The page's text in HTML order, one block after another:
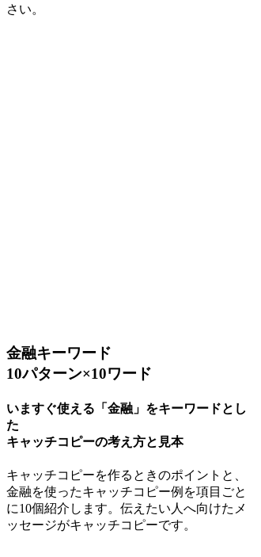
さい。
金融キーワード
10パターン×10ワード
いますぐ使える「金融」をキーワードとし
た
キャッチコピーの考え方と見本
キャッチコピーを作るときのポイントと、
金融を使ったキャッチコピー例を項目ごと
に10個紹介します。伝えたい人へ向けたメ
ッセージがキャッチコピーです。